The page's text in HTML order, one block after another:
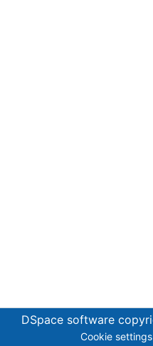
DSpace software
Cookie settings